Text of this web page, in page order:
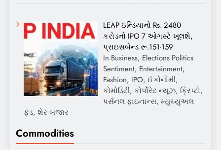
LEAP ઇન્ડિયાનો Rs. 2480
કરોડનો IPO 7 ઓગસ્ટે ખૂલશે,
પ્રાઇસબેન્ડ રૂ.151-159
In Business, Elections Politics
Sentiment, Entertainment,
Fashion, IPO, ઈકોનોમી,
કોમોડિટી, કોર્પોરેટ ન્યૂઝ, ક્રિપ્ટો,
પર્સનલ ફાઇનાન્સ, મ્યુચ્યુઅલ
ફંડ, શેર બજાર
Commodities